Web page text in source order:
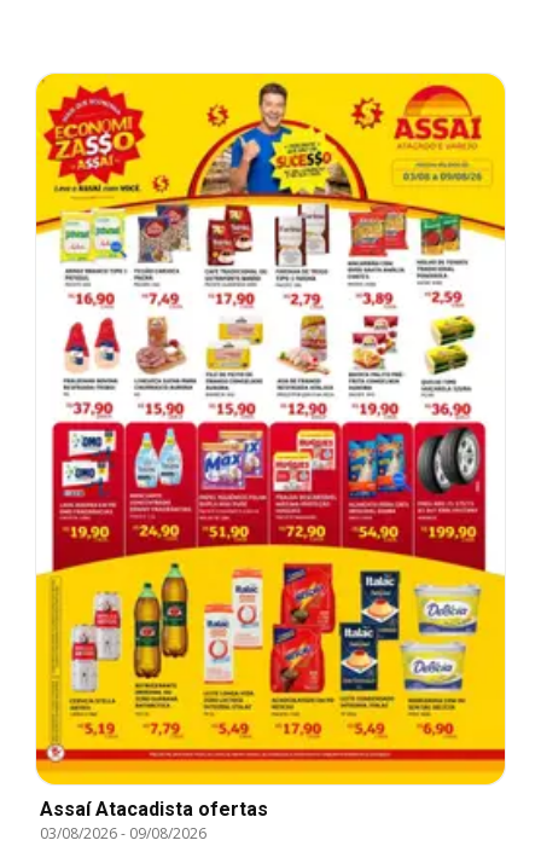
Assaí Atacadista ofertas
03/08/2026- 09/08/2026